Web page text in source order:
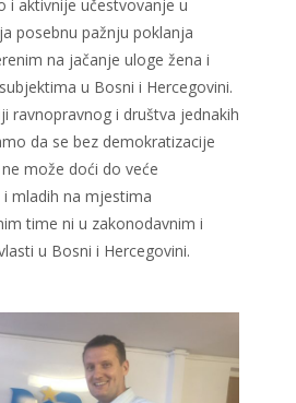
i aktivnije učestvovanje u
posebnu pažnju poklanja
na jačanje uloge žena i
u Bosni i Hercegovini.
ravnopravnog i društva jednakih
da se bez demokratizacije
može doći do veće
mladih na mjestima
time ni u zakonodavnim i
u Bosni i Hercegovini.